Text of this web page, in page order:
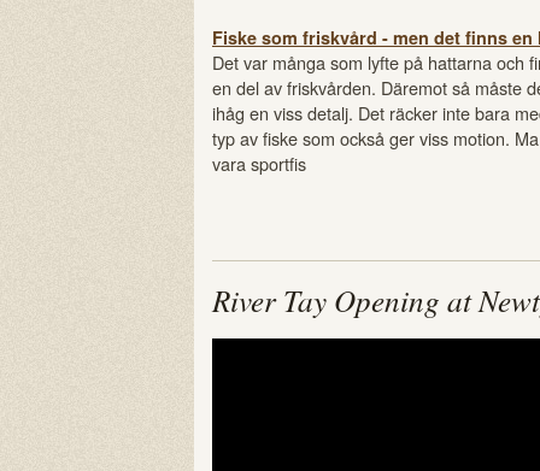
Fiske som friskvård - men det finns en
Det var många som lyfte på hattarna och
en del av friskvården. Däremot så måste
ihåg en viss detalj. Det räcker inte bara
typ av fiske som också ger viss motion.
vara sportfis
River Tay Opening at